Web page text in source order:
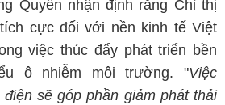
Quyền nhận định rằng Chỉ thị
cực đối với nền kinh tế Việt
việc thúc đẩy phát triển bền
ô nhiễm môi trường. "Việc
sẽ góp phần giảm phát thải